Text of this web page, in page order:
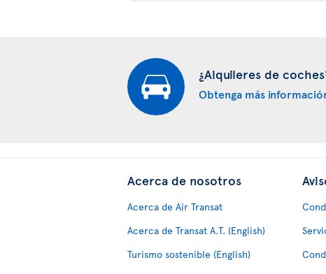
¿Alquileres de
Obtenga más
Acerca de nosotros
Acerca de Air Transat
Acerca de Transat A.T. (English)
Turismo sostenible (English)